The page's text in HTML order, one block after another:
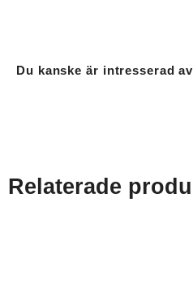
Du kanske är intresserad av
Relaterade